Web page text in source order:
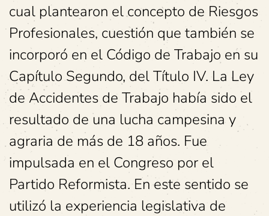
cual plantearon el concepto de Riesgos
Profesionales, cuestión que también se
incorporó en el Código de Trabajo en su
Capítulo Segundo, del Título IV. La Ley
de Accidentes de Trabajo había sido el
resultado de una lucha campesina y
agraria de más de 18 años. Fue
impulsada en el Congreso por el
Partido Reformista. En este sentido se
utilizó la experiencia legislativa de